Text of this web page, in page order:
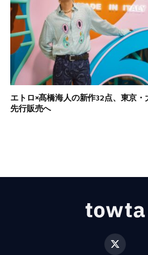
エトロ×髙橋海人の新作32点、東京
先行販売へ
X